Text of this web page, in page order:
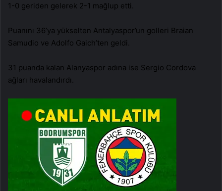
1-0 geriden gelerek 2-1 mağlup etti.
Puanını 36’ya yükselten Antalyaspor’un golleri Braian
Samudio ve Adolfo Gaich’ten geldi.
31 puanda kalan Alanyaspor adına ise Sergio Cordova
ağları havalandırdı.